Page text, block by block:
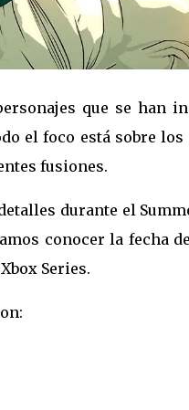
que se han
el foco está sobre
fusiones.
durante el
conocer la fecha
Series.